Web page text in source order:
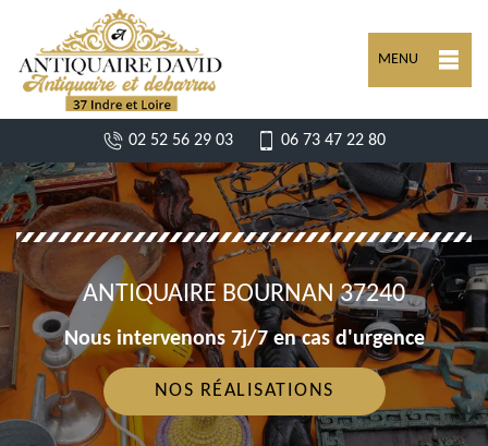
MENU
02 52 56 29 03 06 73 47 22 80
ANTIQUAIRE BOURNAN 37240
Nous intervenons 7j/7 en cas d'urgence
NOS RÉALISATIONS